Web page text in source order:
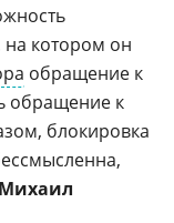
котором он
обращение к
обращение к
блокировка
Михаил